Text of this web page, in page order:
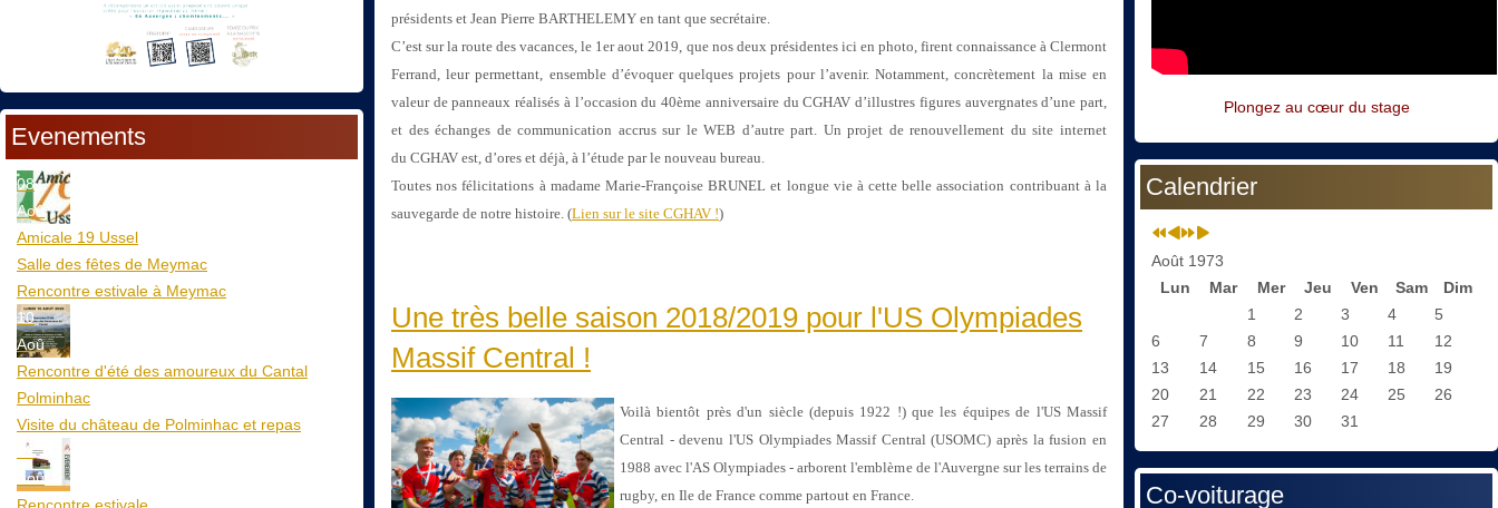
Evenements
08
Aoû
Amicale 19 Ussel
Salle des fêtes de Meymac
Rencontre estivale à Meymac
10
Aoû
Rencontre d'été des amoureux du Cantal
Polminhac
Visite du château de Polminhac et repas
12
Aoû
Rencontre estivale
présidents et Jean Pierre BARTHELEMY en tant que secrétaire.
C’est sur la route des vacances, le 1er aout 2019, que nos deux présidentes ici en photo, firent connaissance à Clermont
Ferrand, leur permettant, ensemble d’évoquer quelques projets pour l’avenir. Notamment, concrètement la mise en
valeur de panneaux réalisés à l’occasion du40ème anniversaire du CGHAV d’illustres figures auvergnates d’une part,
et des échanges decommunication accrus sur le WEB d’autre part. Un projet de renouvellement du site internet
du CGHAV est, d’ores et déjà, à l’étude par le nouveau bureau.
Toutes nos félicitations à madame Marie-Françoise BRUNEL et longue vie à cette belleassociation contribuant à la
sauvegarde de notre histoire. (Lien sur le site CGHAV !)
Une très belle saison 2018/2019 pour l'US Olympiades
Massif Central !
Voilà bientôt près d'un siècle (depuis 1922 !) que les équipes de l'US Massif
Central - devenu l'US Olympiades Massif Central (USOMC) après la fusion en
1988 avec l'AS Olympiades - arborent l'emblème de l'Auvergne sur les terrains de
rugby, en Ile de France comme partout en France.
Plongez au cœur du stage
Calendrier
Août 1973
Lun
Mar Mer Jeu Ven Sam
Dim
1
2 3 4
5
6
7 8 9 10 11
12
13
14 15 16 17 18
19
20
21 22 23 24 25
26
27
28 29 30 31
Co-voiturage